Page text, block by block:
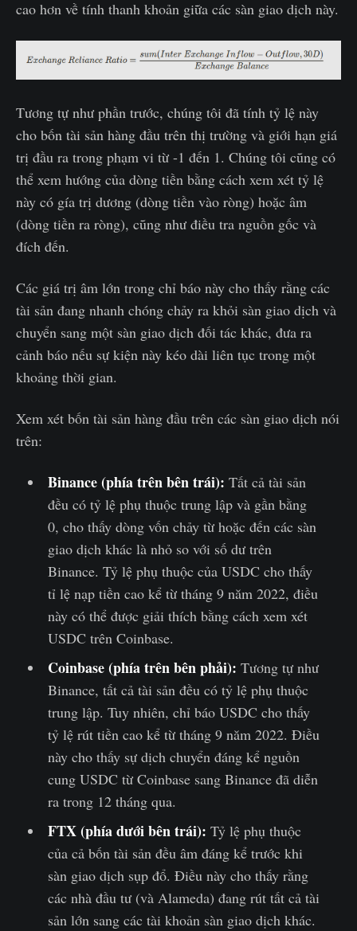
cao hơn về tính thanh khoản giữa các sàn giao dịch này.
Tương tự như phần trước, chúng tôi đã tính tỷ lệ này
cho bốn tài sản hàng đầu trên thị trường và giới hạn giá
trị đầu ra trong phạm vi từ -1 đến 1. Chúng tôi cũng có
thể xem hướng của dòng tiền bằng cách xem xét tỷ lệ
này có gía trị dương (dòng tiền vào ròng) hoặc âm
(dòng tiền ra ròng), cũng như điều tra nguồn gốc và
đích đến.
Các giá trị âm lớn trong chỉ báo này cho thấy rằng các
tài sản đang nhanh chóng chảy ra khỏi sàn giao dịch và
chuyển sang một sàn giao dịch đối tác khác, đưa ra
cảnh báo nếu sự kiện này kéo dài liên tục trong một
khoảng thời gian.
Xem xét bốn tài sản hàng đầu trên các sàn giao dịch nói
trên:
Binance (phía trên bên trái): Tất cả tài sản
đều có tỷ lệ phụ thuộc trung lập và gần bằng
0, cho thấy dòng vốn chảy từ hoặc đến các sàn
giao dịch khác là nhỏ so với số dư trên
Binance. Tỷ lệ phụ thuộc của USDC cho thấy
tỉ lệ nạp tiền cao kể từ tháng 9 năm 2022, điều
này có thể được giải thích bằng cách xem xét
USDC trên Coinbase.
Coinbase (phía trên bên phải): Tương tự như
Binance, tất cả tài sản đều có tỷ lệ phụ thuộc
trung lập. Tuy nhiên, chỉ báo USDC cho thấy
tỷ lệ rút tiền cao kể từ tháng 9 năm 2022. Điều
này cho thấy sự dịch chuyển đáng kể nguồn
cung USDC từ Coinbase sang Binance đã diễn
ra trong 12 tháng qua.
FTX (phía dưới bên trái): Tỷ lệ phụ thuộc
của cả bốn tài sản đều âm đáng kể trước khi
sàn giao dịch sụp đổ. Điều này cho thấy rằng
các nhà đầu tư (và Alameda) đang rút tất cả tài
sản lớn sang các tài khoản sàn giao dịch khác.